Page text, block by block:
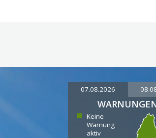
07.08.2026
Keine
Warnung
aktiv